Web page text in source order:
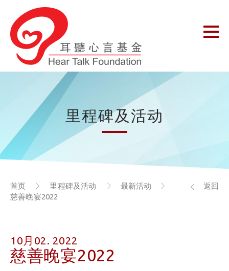
里程碑及活动
首页 里程碑及活动
最新活动
慈善晚宴2022
返回
10月02. 2022
慈善晚宴2022